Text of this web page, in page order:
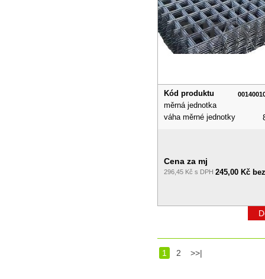
Kód produktu
měrná jednotka
váha měrné jednotky
Cena za mj
296,45 Kč s DPH 245,00 Kč
1 2 >>|